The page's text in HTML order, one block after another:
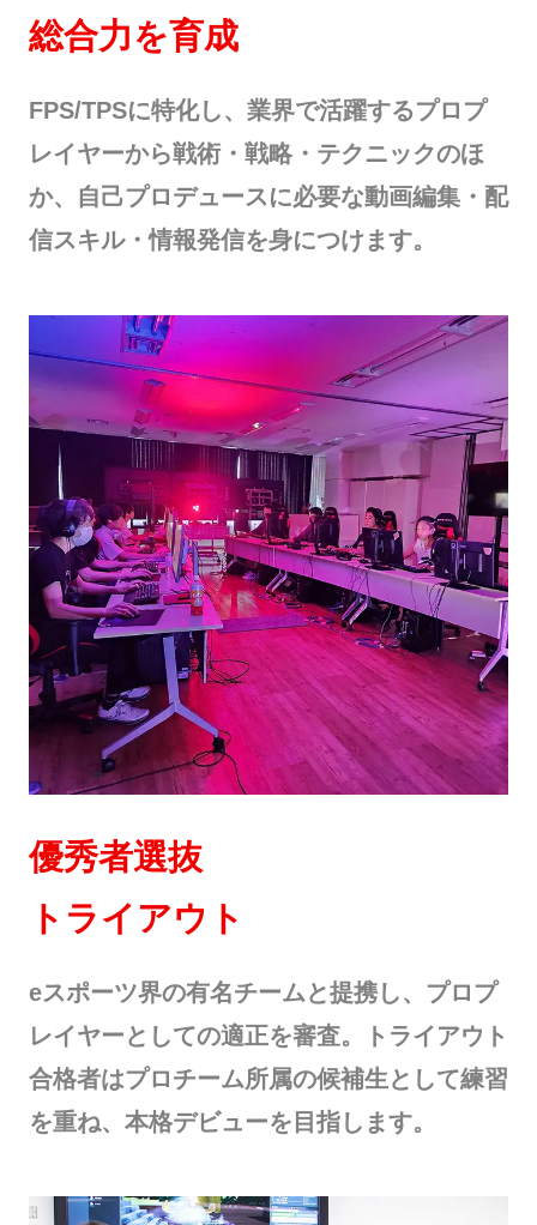
総合力を育成
FPS/TPSに特化し、業界で活躍するプロプ
レイヤーから戦術・戦略・テクニックのほ
か、自己プロデュースに必要な動画編集・配
信スキル・情報発信を身につけます。
優秀者選抜
トライアウト
eスポーツ界の有名チームと提携し、プロプ
レイヤーとしての適正を審査。トライアウト
合格者はプロチーム所属の候補生として練習
を重ね、本格デビューを目指します。